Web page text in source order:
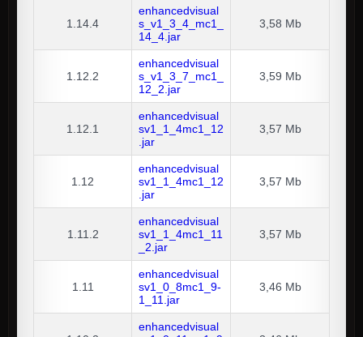
1.14.4
enhancedvisual
s_v1_3_4_mc1_
14_4.jar
3,58 Mb
1.12.2
enhancedvisual
s_v1_3_7_mc1_
12_2.jar
3,59 Mb
1.12.1
enhancedvisual
sv1_1_4mc1_12
.jar
3,57 Mb
1.12
enhancedvisual
sv1_1_4mc1_12
.jar
3,57 Mb
1.11.2
enhancedvisual
sv1_1_4mc1_11
_2.jar
3,57 Mb
1.11
enhancedvisual
sv1_0_8mc1_9-
1_11.jar
3,46 Mb
enhancedvisual